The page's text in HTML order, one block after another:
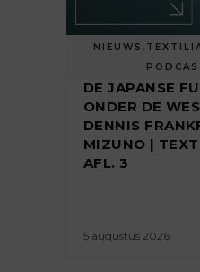
NIEUWS ,
DE JAPANSE
ONDER DE
DENNIS
MIZUNO |
AFL. 3
5 augustus 2026